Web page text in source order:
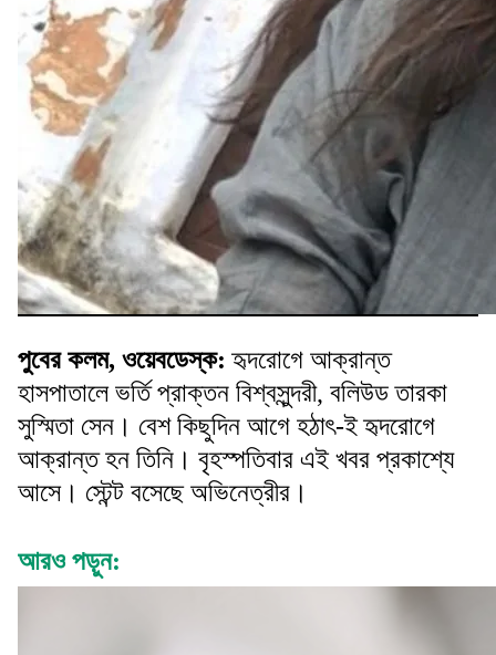
পুবের কলম, ওয়েবডেস্ক: হৃদরোগে আক্রান্ত
হাসপাতালে ভর্তি প্রাক্তন বিশ্বসুন্দরী, বলিউড তারকা
সুস্মিতা সেন। বেশ কিছুদিন আগে হঠাৎ-ই হৃদরোগে
আক্রান্ত হন তিনি। বৃহস্পতিবার এই খবর প্রকাশ্যে
আসে। স্টেন্ট বসেছে অভিনেত্রীর।
আরও পড়ুন: